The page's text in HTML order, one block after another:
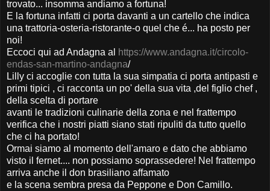
trovato... insomma andiamo a fortuna!
E la fortuna infatti ci porta davanti a un cartello che indica
una trattoria-osteria-ristorante-o quel che é... ha posto per
noi!
Eccoci qui ad Andagna al https://www.andagna.it/circolo-
endas-san-martino-andagna/
Lilly ci accoglie con tutta la sua simpatia ci porta antipasti e
primi tipici , ci racconta un po' della sua vita ,del figlio chef ,
della scelta di portare
avanti le tradizioni culinarie della zona e nel frattempo
verifica che i nostri piatti siano stati ripuliti da tutto quello
che ci ha portato!
Ormai siamo al momento dell'amaro e dato che abbiamo
visto il fernet.... non possiamo soprassedere! Nel frattempo
arriva anche il don brasiliano affamato
e la scena sembra presa da Peppone e Don Camillo.